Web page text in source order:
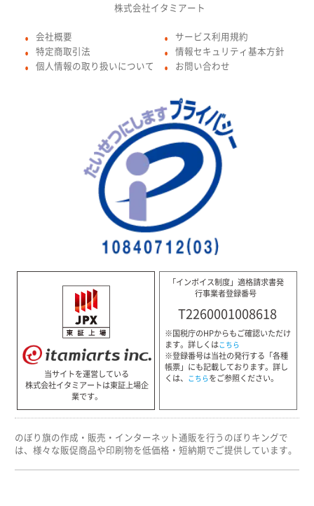
株式会社イタミアート
● 会社概要
● 特定商取引法
● 個人情報の取り扱いについて
● サービス利用規約
● 情報セキュリティ基本方針
● お問い合わせ
当サイトを運営している
株式会社イタミアートは東証上場企
業です。
「インボイス制度」適格請求書発
行事業者登録番号
T2260001008618
※国税庁のHPからもご確認いただけ
ます。詳しくはこちら
※登録番号は当社の発行する「各種
帳票」にも記載しております。詳し
くは、 こちらをご参照ください。
のぼり旗の作成・販売・インターネット通販を行うのぼりキングで
は、様々な販促商品や印刷物を低価格・短納期でご提供しています。